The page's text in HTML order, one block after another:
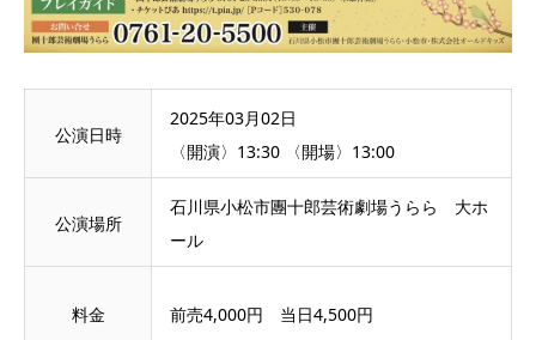
公演日時
2025年03月02日
〈開演〉13:30 〈開場〉13:00
公演場所
石川県小松市團十郎芸術劇場うらら 大ホ
ール
料金 前売4,000円 当日4,500円